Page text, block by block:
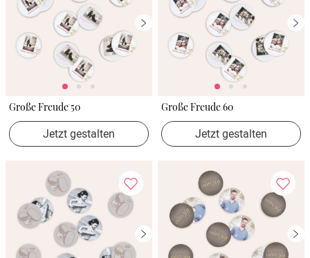
Große Freude 50
Jetzt gestalten
Große Freude 60
Jetzt gestalten